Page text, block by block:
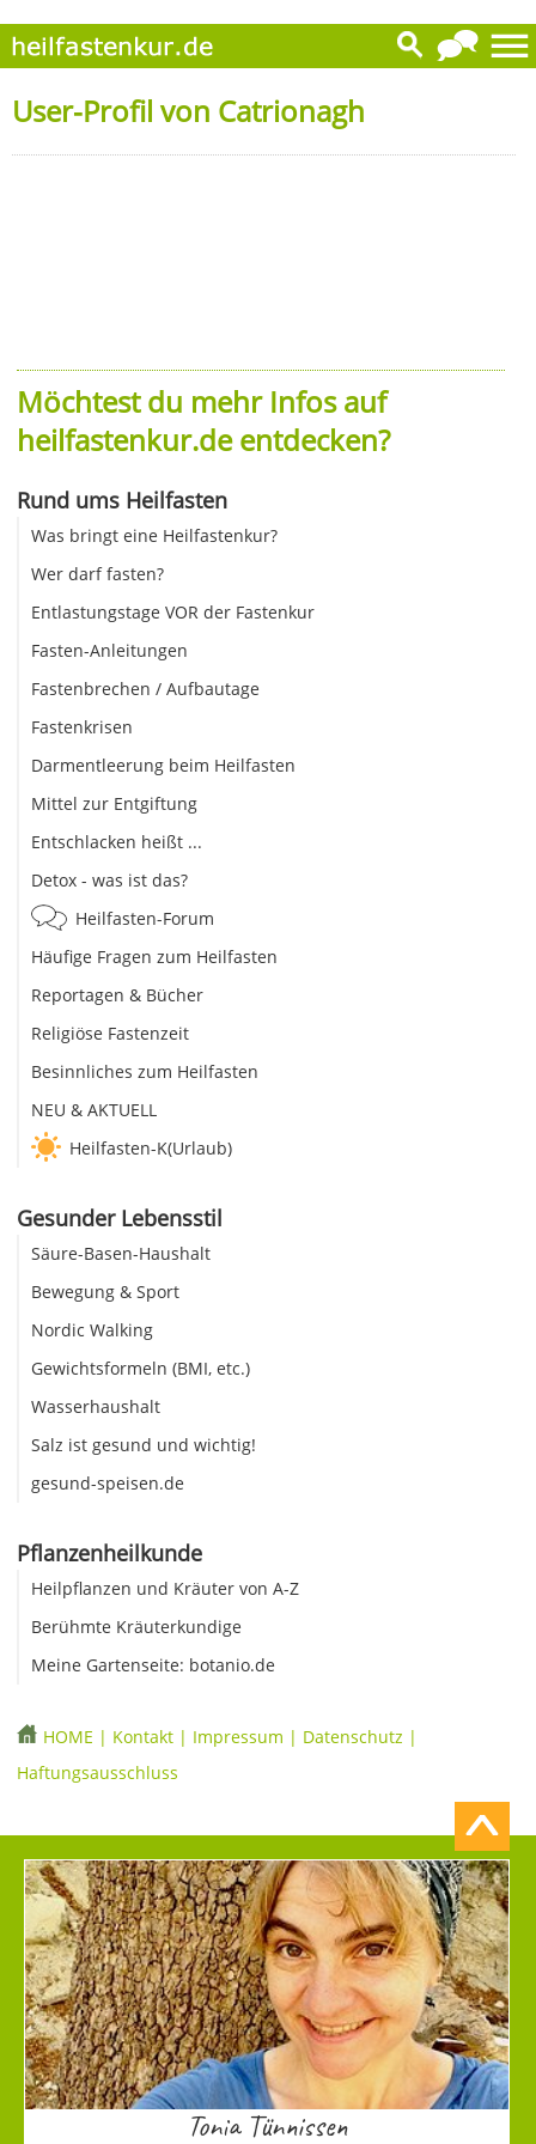
User-Profil von Catrionagh
Möchtest du mehr Infos auf
heilfastenkur.de entdecken?
Rund ums Heilfasten
Was bringt eine Heilfastenkur?
Wer darf fasten?
Entlastungstage VOR der Fastenkur
Fasten-Anleitungen
Fastenbrechen / Aufbautage
Fastenkrisen
Darmentleerung beim Heilfasten
Mittel zur Entgiftung
Entschlacken heißt ...
Detox - was ist das?
Heilfasten-Forum
Häufige Fragen zum Heilfasten
Reportagen & Bücher
Religiöse Fastenzeit
Besinnliches zum Heilfasten
NEU & AKTUELL
Heilfasten-K(Urlaub)
Gesunder Lebensstil
Säure-Basen-Haushalt
Bewegung & Sport
Nordic Walking
Gewichtsformeln (BMI, etc.)
Wasserhaushalt
Salz ist gesund und wichtig!
gesund-speisen.de
Pflanzenheilkunde
Heilpflanzen und Kräuter von A-Z
Berühmte Kräuterkundige
Meine Gartenseite: botanio.de
HOME | Kontakt | Impressum | Datenschutz |
Haftungsausschluss
Tonia Tünnissen